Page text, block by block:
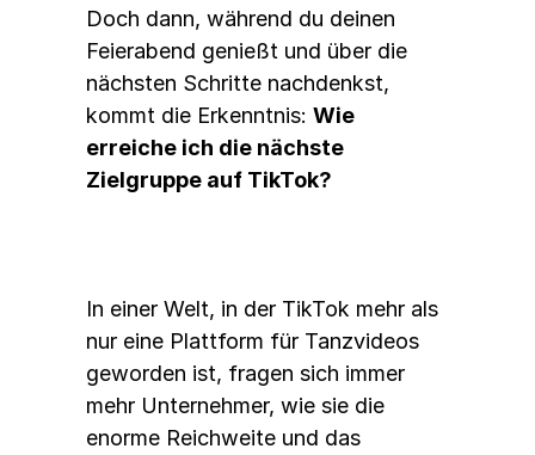
Doch dann, während du deinen
Feierabend genießt und über die
nächsten Schritte nachdenkst,
kommt die Erkenntnis: Wie
erreiche ich die nächste
Zielgruppe auf TikTok?
In einer Welt, in der TikTok mehr als
nur eine Plattform für Tanzvideos
geworden ist, fragen sich immer
mehr Unternehmer, wie sie die
enorme Reichweite und das